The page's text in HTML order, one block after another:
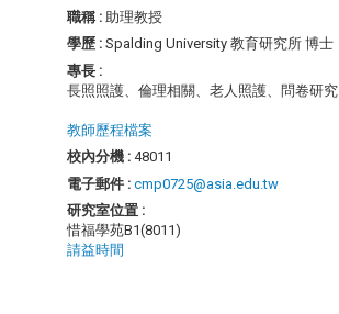
職稱 : 助理教授
學歷 : Spalding University 教育研究所 博士
專長 :
長照照護、倫理相關、老人照護、問卷研究
教師歷程檔案
校內分機 : 48011
電子郵件 : cmp0725@asia.edu.tw
研究室位置 :
惜福學苑B1(8011)
請益時間